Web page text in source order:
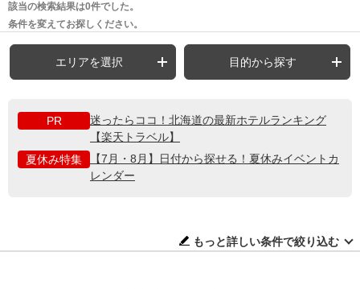
該当の検索結果は0件でした。
条件を変えてお探しください。
エリアを選択 目的から探す
PR
迷ったらココ！北海道の最新ホテルランキング
【楽天トラベル】
夏休み特集
【7月・8月】日付から探せる！夏休みイベントカ
レンダー
もっと詳しい条件で絞り込む